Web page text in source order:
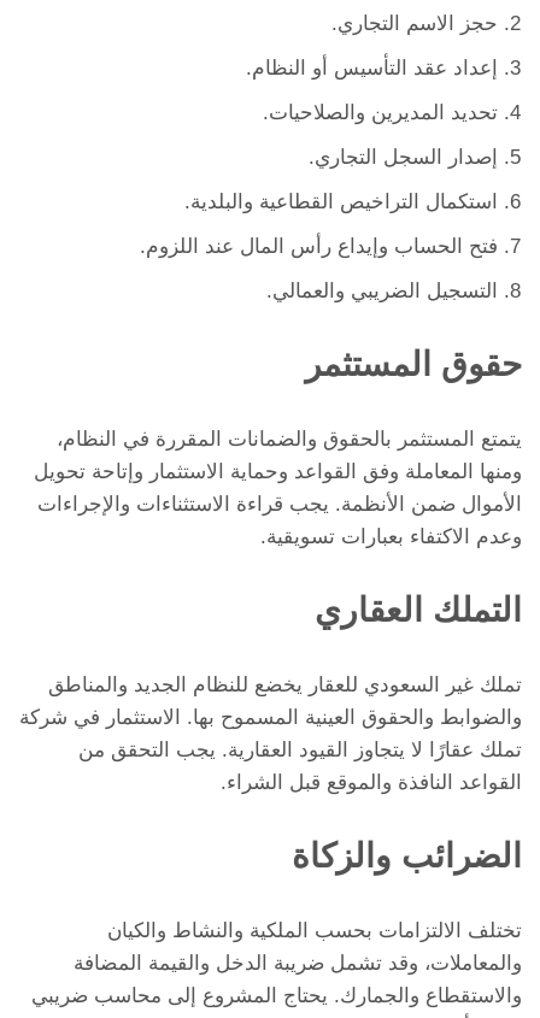
حجز الاسم التجاري.
إعداد عقد التأسيس أو النظام.
تحديد المديرين والصلاحيات.
إصدار السجل التجاري.
استكمال التراخيص القطاعية والبلدية.
فتح الحساب وإيداع رأس المال عند اللزوم.
التسجيل الضريبي والعمالي.
حقوق المستثمر
يتمتع المستثمر بالحقوق والضمانات المقررة في النظام،
ومنها المعاملة وفق القواعد وحماية الاستثمار وإتاحة تحويل
الأموال ضمن الأنظمة. يجب قراءة الاستثناءات والإجراءات
وعدم الاكتفاء بعبارات تسويقية.
التملك العقاري
تملك غير السعودي للعقار يخضع للنظام الجديد والمناطق
والضوابط والحقوق العينية المسموح بها. الاستثمار في شركة
تملك عقارًا لا يتجاوز القيود العقارية. يجب التحقق من
القواعد النافذة والموقع قبل الشراء.
الضرائب والزكاة
تختلف الالتزامات بحسب الملكية والنشاط والكيان
والمعاملات، وقد تشمل ضريبة الدخل والقيمة المضافة
والاستقطاع والجمارك. يحتاج المشروع إلى محاسب ضريبي